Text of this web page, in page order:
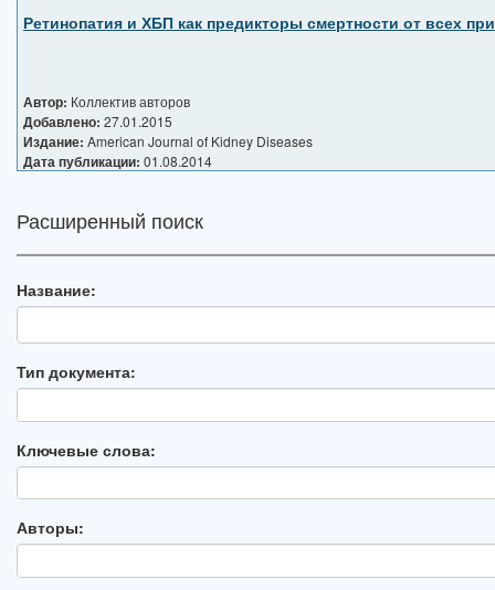
Ретинопатия и ХБП как предикторы смертности от всех
Автор: Коллектив авторов
Добавлено: 27.01.2015
Издание: American Journal of Kidney Diseases
Дата публикации: 01.08.2014
Расширенный поиск
Название:
Тип документа:
Ключевые слова:
Авторы: